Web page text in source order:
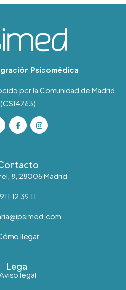
Psicomédica
por la Comunidad de Madrid
(CS14783)
8, 28005 Madrid
911 12 39 11
llegar
Legal
Aviso legal